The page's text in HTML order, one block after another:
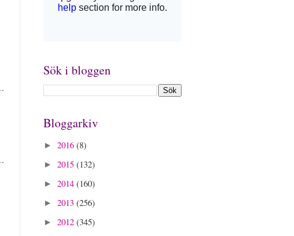
Sök i bloggen
Bloggarkiv
► 2016 (8)
► 2015 (132)
► 2014 (160)
► 2013 (256)
► 2012 (345)